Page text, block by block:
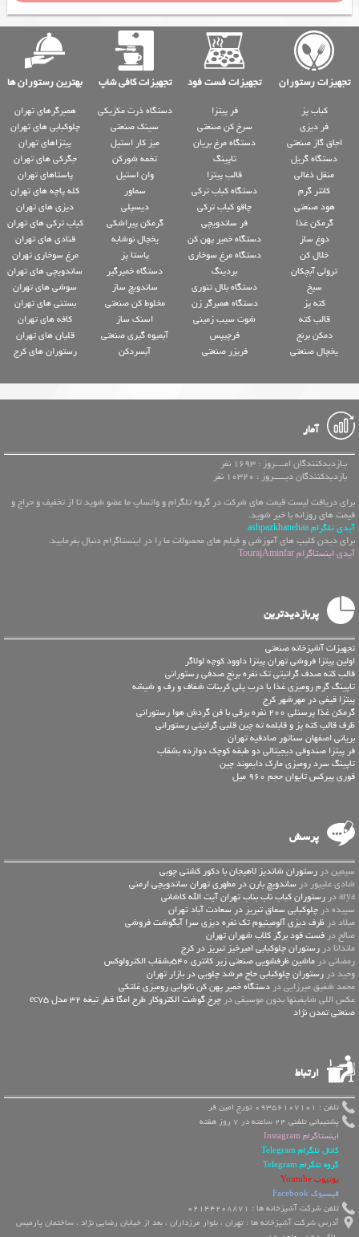
تجهیزات رستوران تجهیزات فست فود تجهیزات کافی شاپ بهترین رستوران ها
کباب پز
فر دیزی
اجاق گاز صنعتی
دستگاه گریل
منقل ذغالی
کانتر گرم
هود صنعتی
گرمکن غذا
دوغ ساز
خلال کن
ترولی آبچکان
سیخ
کته پز
قالب کته
دمکن برنج
یخچال صنعتی
فر پیتزا
سرخ کن صنعتی
دستگاه مرغ بریان
تاپینگ
قالب پیتزا
دستگاه کباب ترکی
چاقو کباب ترکی
فر ساندویچی
دستگاه خمیر پهن کن
دستگاه مرغ سوخاری
بردینگ
دستگاه بلال تنوری
دستگاه همبرگر زن
شوت سیب زمینی
فرچیپس
فریزر صنعتی
دستگاه ذرت مکزیکی
سینک صنعتی
میز کار استیل
تخمه شورکن
وان استیل
سماور
دیسپلی
گرمکن پیراشکی
یخچال نوشابه
پاستا پز
دستگاه خمیرگیر
ساندویچ ساز
مخلوط کن صنعتی
اسنک ساز
آبمیوه گیری صنعتی
آبسردکن
همبرگرهای تهران
چلوکبابی های تهران
پیتزاهای تهران
جگرکی های تهران
پاستاهای تهران
کله پاچه های تهران
دیزی های تهران
کباب ترکی های تهران
قنادی های تهران
مرغ سوخاری تهران
ساندویچی های تهران
سوشی های تهران
بستنی های تهران
کافه های تهران
قلیان های تهران
رستوران های کرج
آمار
بـازدیدکنندگان امــــروز : 1693 نفر
بازدیدکنندگان دیـــــروز : 10320 نفر
برای دریافت لیست قیمت های شرکت در گروه تلگرام و واتساپ ما عضو شوید تا از تخفیف و حراج و
قیمت های روزانه با خبر شوید.
آیدی تلگرام ashpazkhanehaa
برای دیدن کلیپ های آموزشی و فیلم های محصولات ما را در اینستاگرام دنبال بفرمایید.
آیدی اینستاگرام TourajAminfar
پربازدیدترین
تجهیزات آشپزخانه صنعتی
اولین پیتزا فروشی تهران پيتزا داوود کوچه لولاگر
قالب کته صدف گرانیتی تک نفره برنج صدفی رستورانی
تاپینگ گرم رومیزی غذا با درب پلی کربنات شفاف و رف و شیشه
پیتزا قیفی در مهرشهر کرج
گرمکن غذا پرسنلی 200 نفره برقی با فن گردش هوا رستورانی
ظرف قالب کته پز و قابلمه ته چین قلبی گرانیتی رستورانی
بریانی اصفهان سناتور صادقیه تهران
فر پیتزا صندوقی دیجیتالی دو طبقه کوچک دوازده بشقاب
تاپینگ سرد رومیزی مارک دایموند چین
قوری پیرکس تایوان حجم 960 میل
پرسش
سیمین در رستوران شاندیز لاهیجان با دکور کشتی چوبی
شادی علیپور در ساندویچ بارن در مطهری تهران ساندویچی ارمنی
arya در
رستوران کباب ناب بناب تهران آیت الله کاشانی
سپیده در چلوکبابی سماق تبریز در سعادت آباد تهران
میلاد در ظرف دیزی آلومینیوم تک نفره دیزی سرا آبگوشت فروشی
صالح در فست فود برگر کلاب شهران تهران
ماندانا در رستوران چلوکبابی امیرخیز تبریز در کرج
رمضانی در ماشین ظرفشویی صنعتی زیر کانتری 540بشقاب الکترولوکس
وحید در رستوران چلوکبابی حاج مرشد چلویی در بازار تهران
محمد شفیق میرزایی در دستگاه خمیر پهن کن نانوایی رومیزی غلتکی
عكس اللي شايفينها بدون موسيقى در
چرخ گوشت الکتروکار طرح امگا قطر تیغه 32 مدل ec75
صنعتی تمدن نژاد
ارتباط
تلفن : 09356107101 تورج امین فر
پشتیبانی تلفنی 24 ساعته در 7 روز هفته
اینستاگرام Instagram
کانال تلگرام Telegram
گروه تلگرام Telegram
یوتیوب Youtube
فیسبوک Facebook
تلفن شرکت آشپزخانه ها : 02144208871
آدرس شرکت آشپزخانه ها : تهران ، بلوار مرزداران ، بعد از خیابان رضایی نژاد ، ساختمان پارمیس